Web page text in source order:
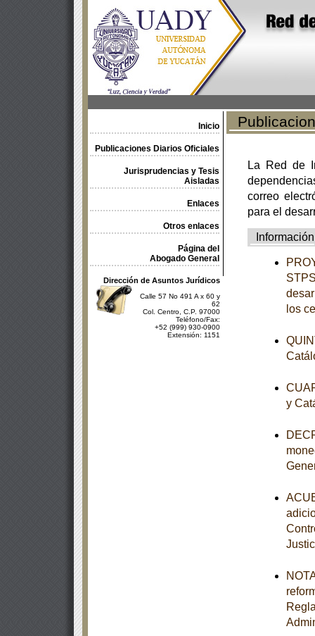
Inicio
Publicaciones Diarios Oficiales
Jurisprudencias y Tesis
Aisladas
Enlaces
Otros enlaces
Página del
Abogado General
Dirección de Asuntos Jurídicos
Calle 57 No 491 A x 60 y
62
Col. Centro, C.P. 97000
Teléfono/Fax:
+52 (999) 930-0900
Extensión: 1151
La Red de
correo
para el
Información
los
y